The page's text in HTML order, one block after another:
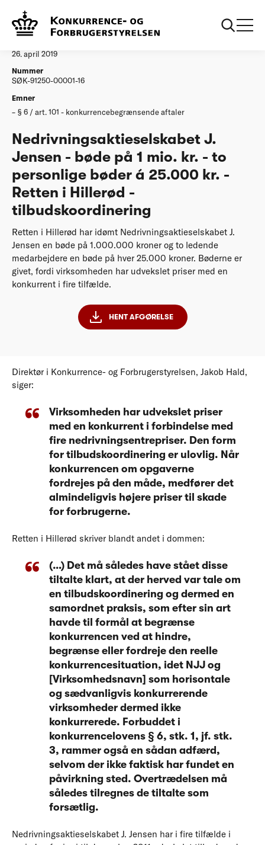
Afgørelser
26. april 2019
Nummer
SØK-91250-00001-16
Emner
§ 6 / art. 101 - konkurrencebegrænsende aftaler
Nedrivningsaktieselskabet J.
Jensen - bøde på 1 mio. kr. - to
personlige bøder á 25.000 kr. -
Retten i Hillerød -
tilbudskoordinering
Retten i Hillerød har idømt Nedrivningsaktieselskabet J.
Jensen en bøde på 1.000.000 kroner og to ledende
medarbejdere en bøde på hver 25.000 kroner. Bøderne er
givet, fordi virksomheden har udvekslet priser med en
konkurrent i fire tilfælde.
HENT AFGØRELSE
Direktør i Konkurrence- og Forbrugerstyrelsen, Jakob Hald,
siger:
Virksomheden har udvekslet priser
med en konkurrent i forbindelse med
fire nedrivningsentrepriser. Den form
for tilbudskoordinering er ulovlig. Når
konkurrencen om opgaverne
fordrejes på den måde, medfører det
almindeligvis højere priser til skade
for forbrugerne.
Retten i Hillerød skriver blandt andet i dommen:
(…) Det må således have stået disse
tiltalte klart, at der herved var tale om
en tilbudskoordinering og dermed en
samordnet praksis, som efter sin art
havde til formål at begrænse
konkurrencen ved at hindre,
begrænse eller fordreje den reelle
konkurrencesituation, idet NJJ og
[Virksomhedsnavn] som horisontale
og sædvanligvis konkurrerende
virksomheder dermed ikke
konkurrerede. Forbuddet i
konkurrencelovens § 6, stk. 1, jf. stk.
3, rammer også en sådan adfærd,
selvom der ikke faktisk har fundet en
påvirkning sted. Overtrædelsen må
således tilregnes de tiltalte som
forsætlig.
Nedrivningsaktieselskabet J. Jensen har i fire tilfælde i